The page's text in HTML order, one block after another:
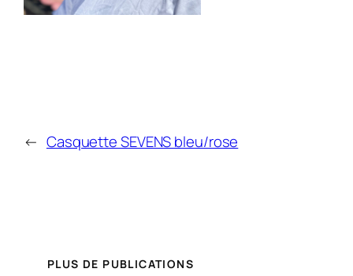
← Casquette SEVENS bleu/rose
PLUS DE PUBLICATIONS